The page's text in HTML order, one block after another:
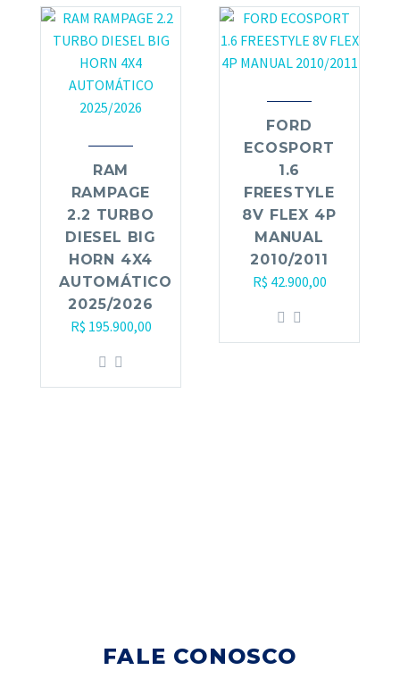
RAM
RAMPAGE
2.2 TURBO
DIESEL BIG
HORN 4X4
AUTOMÁTICO
2025/2026
R$ 195.900,00
FORD
ECOSPORT
1.6
FREESTYLE
8V FLEX 4P
MANUAL
2010/2011
R$ 42.900,00
FALE CONOSCO